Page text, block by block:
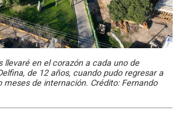
llevaré en el corazón a cada uno de
de 12 años, cuando pudo regresar a
de internación. Crédito: Fernando